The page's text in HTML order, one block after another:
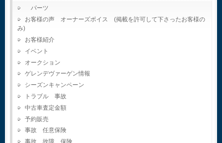
パーツ
お客様の声 オーナーズボイス (掲載を許可して下さったお客様の
み)
お客様紹介
イベント
オークション
ゲレンデヴァーゲン情報
シーズンキャンペーン
トラブル 事故
中古車査定金額
予約販売
事故 任意保険